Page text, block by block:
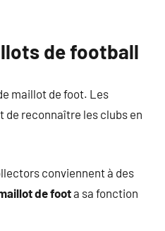
de football
maillot de foot. Les
reconnaître les clubs en
conviennent à des
de foota sa fonction